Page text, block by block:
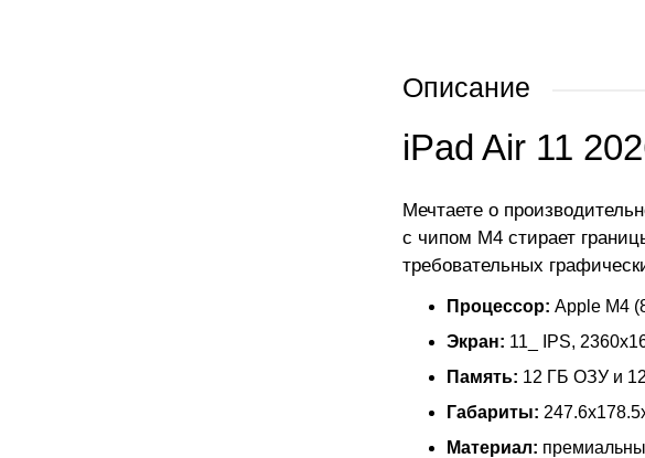
Описание
iPad Air 11
Мечтаете о
с чипом M4 стирает
требовательных
Процессор: Apple M4
Экран: 11_ IPS,
Память: 12 ГБ ОЗУ и
Габариты:
Материал: